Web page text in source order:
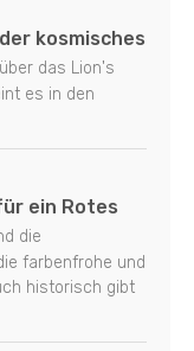
kosmisches
das Lion's
es in den
ein Rotes
die
farbenfrohe und
historisch gibt